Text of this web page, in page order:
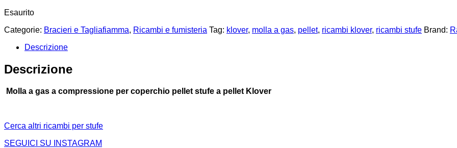
Esaurito
Categorie: Bracieri e Tagliafiamma, Ricambi e fumisteria Tag: klover, molla a gas, pellet, ricambi klover, ricambi stufe Brand:
Descrizione
Descrizione
Molla a gas a compressione per coperchio pellet stufe a pellet Klover
Cerca altri ricambi per stufe
SEGUICI SU INSTAGRAM